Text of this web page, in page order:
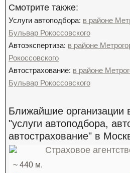
Смотрите также:
Услуги автоподбора: в районе
Бульвар Рокоссовского
Автоэкспертиза: в районе
Рокоссовского
Автострахование: в районе
Бульвар Рокоссовского
Ближайшие организации
"услуги автоподбора,
автострахование" в
~ 440 м.